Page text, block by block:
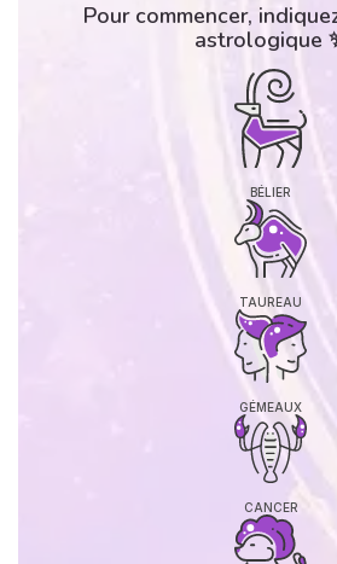
Pour commencer,
astrologique
BÉLIER
TAUREAU
GÉMEAUX
CANCER